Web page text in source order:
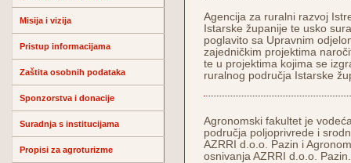
Misija i vizija
Pristup informacijama
Zaštita osobnih podataka
Sponzorstva i donacije
Suradnja s institucijama
Propisi za agroturizme
Agencija za ruralni razvoj
Istarske županije te usko
poglavito sa Upravnim
zajedničkim projektima
te u projektima kojima se
ruralnog područja Istarske
Agronomski fakultet je
područja poljoprivrede i
AZRRI d.o.o. Pazin i
osnivanja AZRRI d.o.o. Pazin.